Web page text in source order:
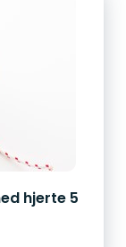
hjerte 5